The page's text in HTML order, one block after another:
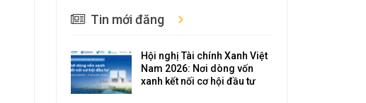
Tin mới đăng
Hội nghị Tài chính Xanh Việt
Nam 2026: Nơi dòng vốn
xanh kết nối cơ hội đầu tư